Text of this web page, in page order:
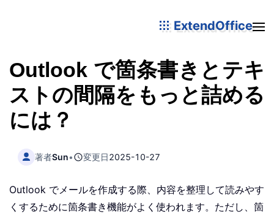
ExtendOffice
Outlook で箇条書きとテキ
ストの間隔をもっと詰める
には？
著者Sun• 変更日2025-10-27
Outlook でメールを作成する際、内容を整理して読みやす
くするために箇条書き機能がよく使われます。ただし、箇